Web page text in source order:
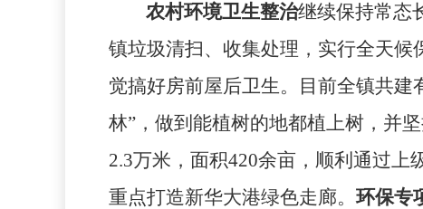
农村环境卫生整治继续保持常态
镇垃圾清扫、收集处理，实行全天候
觉搞好房前屋后卫生。目前全镇共建
林”，做到能植树的地都植上树，并
2.3万米，面积420余亩，顺利通过上
重点打造新华大港绿色走廊。环保专